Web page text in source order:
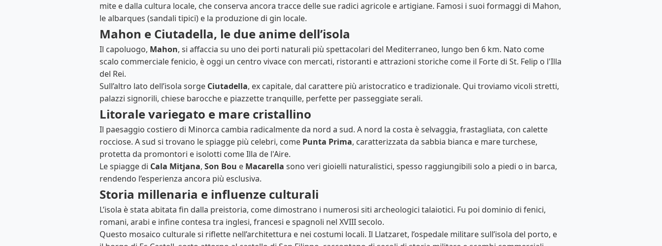
mite e dalla cultura locale, che conserva ancora tracce delle sue radici agricole e artigiane. Famosi i suoi formaggi di Mahon,
le albarques (sandali tipici) e la produzione di gin locale.
Mahon e Ciutadella, le due anime dell’isola
Il capoluogo, Mahon, si affaccia su uno dei porti naturali più spettacolari del Mediterraneo, lungo ben 6 km. Nato come
scalo commerciale fenicio, è oggi un centro vivace con mercati, ristoranti e attrazioni storiche come il Forte di St. Felip o l'Illa
del Rei.
Sull’altro lato dell’isola sorge Ciutadella, ex capitale, dal carattere più aristocratico e tradizionale. Qui troviamo vicoli stretti,
palazzi signorili, chiese barocche e piazzette tranquille, perfette per passeggiate serali.
Litorale variegato e mare cristallino
Il paesaggio costiero di Minorca cambia radicalmente da nord a sud. A nord la costa è selvaggia, frastagliata, con calette
rocciose. A sud si trovano le spiagge più celebri, come Punta Prima, caratterizzata da sabbia bianca e mare turchese,
protetta da promontori e isolotti come Illa de l'Aire.
Le spiagge di Cala Mitjana, Son Bou e Macarella sono veri gioielli naturalistici, spesso raggiungibili solo a piedi o in barca,
rendendo l’esperienza ancora più esclusiva.
Storia millenaria e influenze culturali
L’isola è stata abitata fin dalla preistoria, come dimostrano i numerosi siti archeologici talaiotici. Fu poi dominio di fenici,
romani, arabi e infine contesa tra inglesi, francesi e spagnoli nel XVIII secolo.
Questo mosaico culturale si riflette nell’architettura e nei costumi locali. Il Llatzaret, l’ospedale militare sull’isola del porto, e